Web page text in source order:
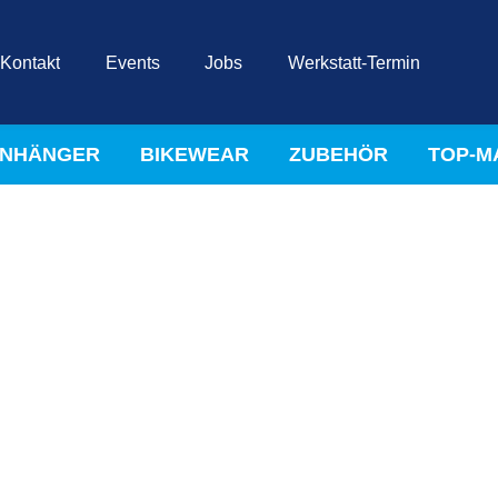
Kontakt Events Jobs Werkstatt-Termin
BIKEWEAR ZUBEHÖR TOP-